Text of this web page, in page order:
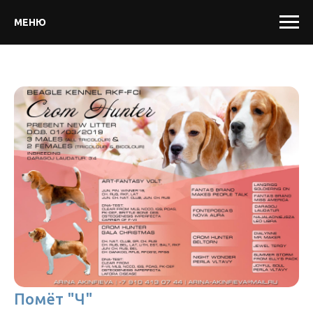
МЕНЮ
Помёт "Ч"